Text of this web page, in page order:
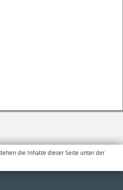
die Inhalte dieser Seite unter der